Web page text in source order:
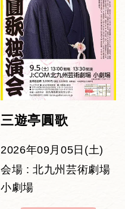
三遊亭圓歌
2026年09月05日(土)
会場 : 北九州芸術劇場
小劇場